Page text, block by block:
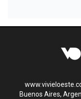
Buenos Aires,